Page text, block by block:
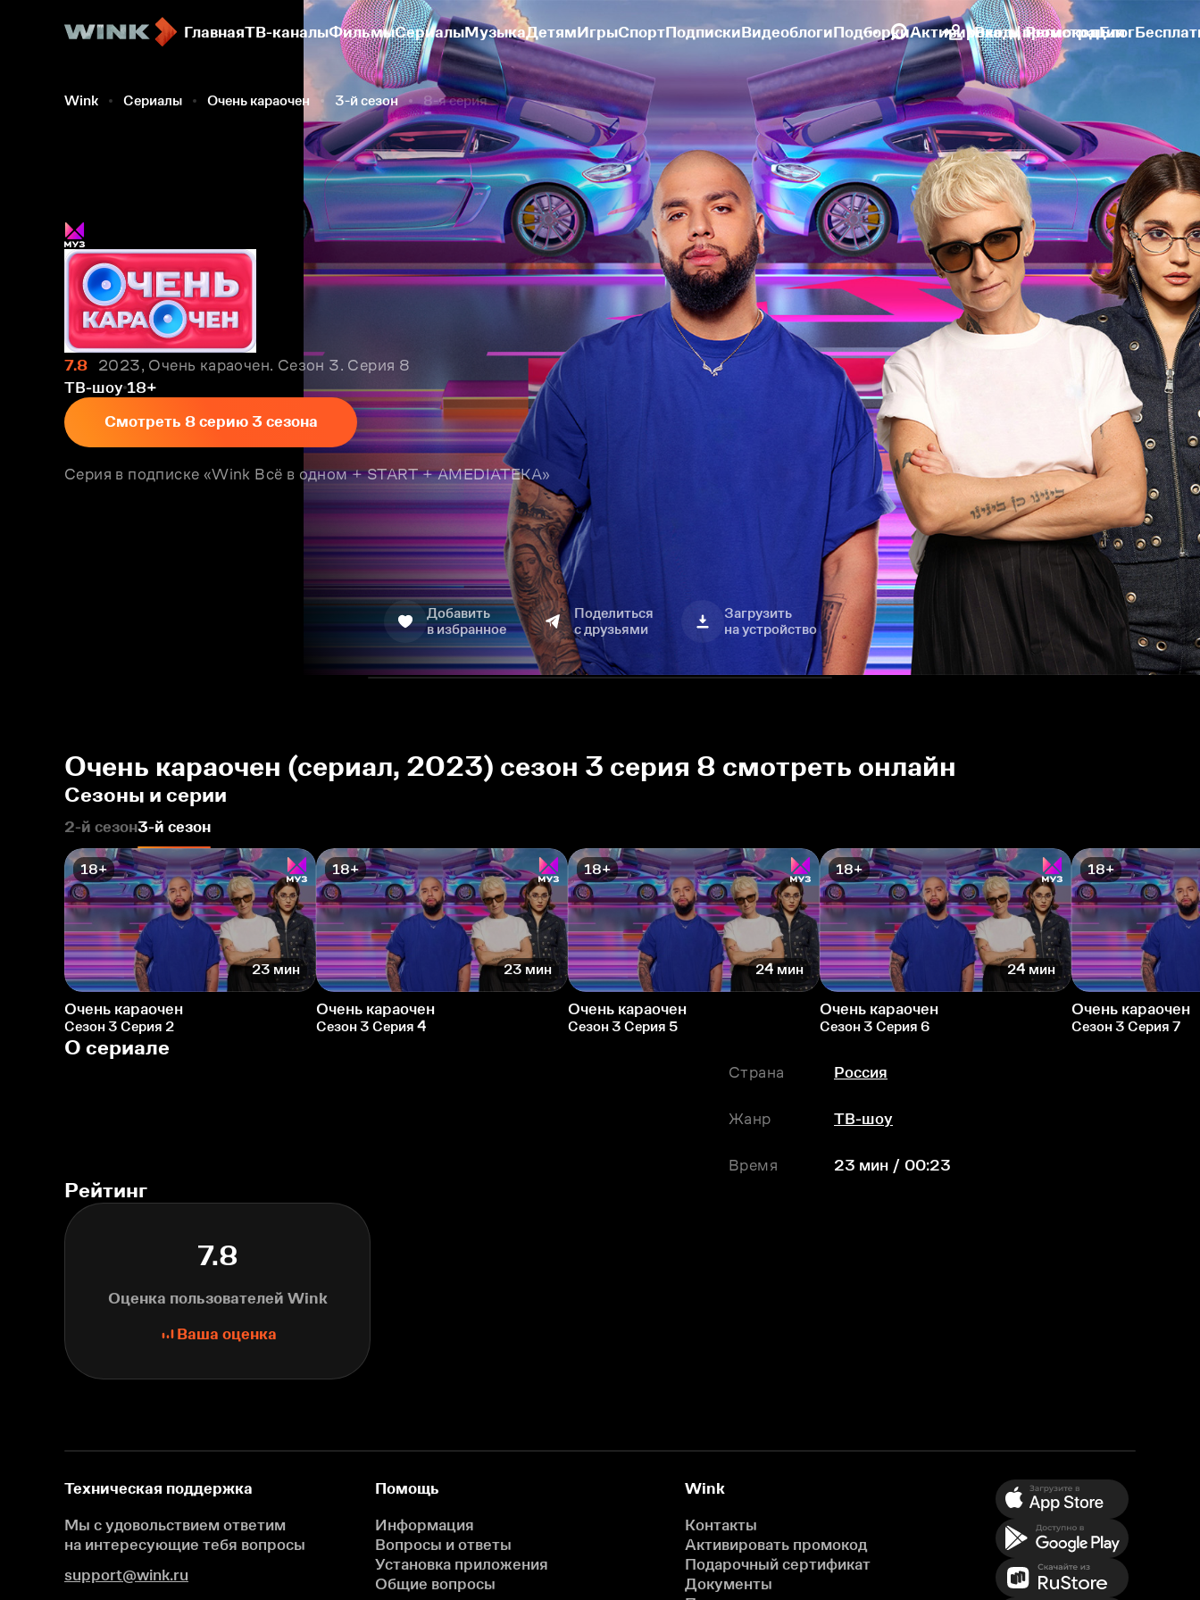
ГлавнаяТВ-каналыФильмыСериалыМузыкаДетямИгрыСпортПодпискиВидеоблогиПодборкиАктивировать промокодБлог
Вход | Регистрация
Wink Сериалы Очень караочен 3-й сезон 8-я серия
7.8
2023, Очень караочен. Сезон 3. Серия 8
ТВ-шоу 18+
Смотреть 8 серию 3 сезона
Серия в подписке «Wink Всё в одном + START + AMEDIATEKA»
Добавить
в избранное
Поделиться
с друзьями
Загрузить
на устройство
Очень караочен (сериал, 2023) сезон 3 серия 8 смотреть онлайн
Сезоны и серии
2-й сезон3-й сезон
18+
23 мин
Очень караочен
Сезон 3 Серия 2
18+
23 мин
Очень караочен
Сезон 3 Серия 4
18+
24 мин
Очень караочен
Сезон 3 Серия 5
18+
24 мин
Очень караочен
Сезон 3 Серия 6
18+
Очень караочен
Сезон 3 Серия 7
О сериале
Страна Россия
Жанр ТВ-шоу
Время 23 мин / 00:23
Рейтинг
7.8
Оценка пользователей Wink
Ваша оценка
Техническая поддержка
Мы с удовольствием ответим
на интересующие тебя вопросы
support@wink.ru
Помощь
Информация
Вопросы и ответы
Установка приложения
Общие вопросы
Wink
Контакты
Активировать промокод
Подарочный сертификат
Документы